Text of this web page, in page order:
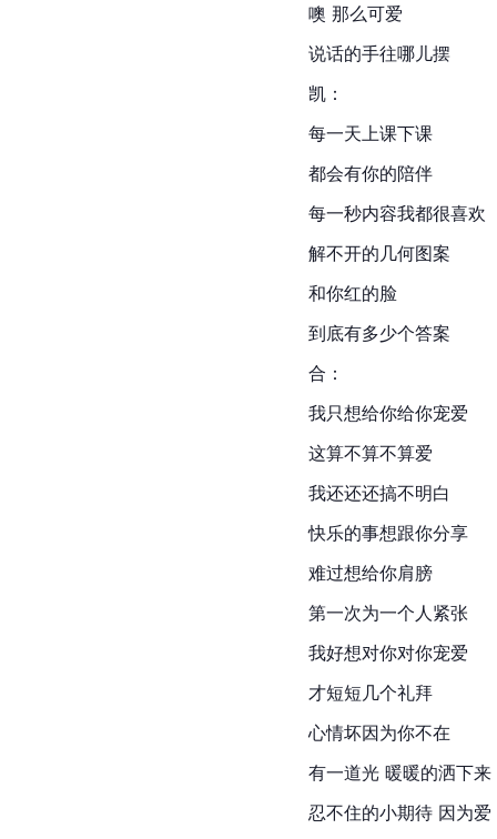
噢 那么可爱
说话的手往哪儿摆
凯：
每一天上课下课
都会有你的陪伴
每一秒内容我都很喜欢
解不开的几何图案
和你红的脸
到底有多少个答案
合：
我只想给你给你宠爱
这算不算不算爱
我还还还搞不明白
快乐的事想跟你分享
难过想给你肩膀
第一次为一个人紧张
我好想对你对你宠爱
才短短几个礼拜
心情坏因为你不在
有一道光 暖暖的洒下来
忍不住的小期待 因为爱